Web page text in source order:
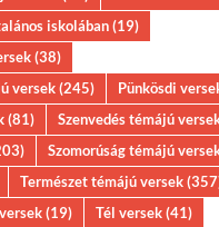
iskolában(19)
(38)
versek(245) Pünkösdi
(81) Szenvedés témájú
Szomorúság témájú
Természet témájú versek
(19) Tél versek(41)